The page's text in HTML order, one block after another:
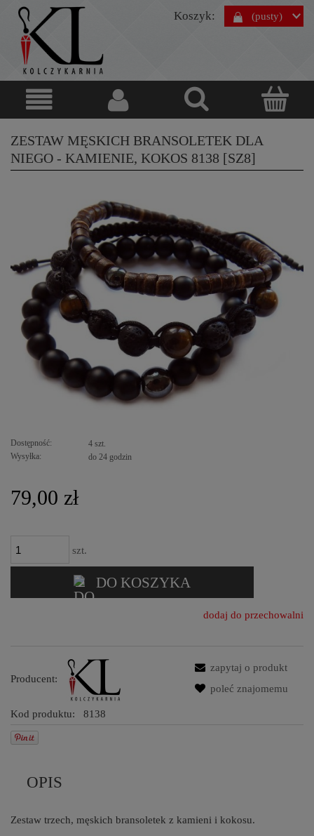
Koszyk: (pusty)
ZESTAW MĘSKICH BRANSOLETEK DLA
NIEGO - KAMIENIE, KOKOS 8138 [SZ8]
Dostępność:
4 szt.
Wysyłka:
do 24 godzin
79,00 zł
szt.
DO KOSZYKA
dodaj do przechowalni
Producent:
Kod produktu: 8138
zapytaj o produkt
poleć znajomemu
OPIS
Zestaw trzech, męskich bransoletek z kamieni i kokosu.